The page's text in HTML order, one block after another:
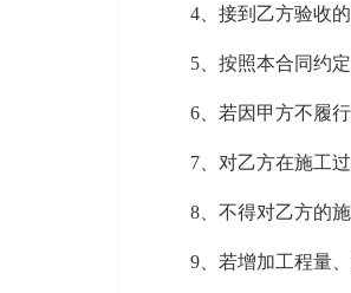
4、接到乙方验收的
5、按照本合同约定
6、若因甲方不履行
7、对乙方在施工过
8、不得对乙方的施
9、若增加工程量、